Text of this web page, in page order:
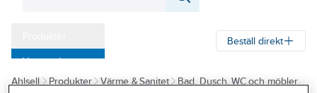
Varumärken
Kampanjer
Beställ direkt
Ahlsell Produkter Värme & Sanitet
Bad, Dusch, WC och möbler